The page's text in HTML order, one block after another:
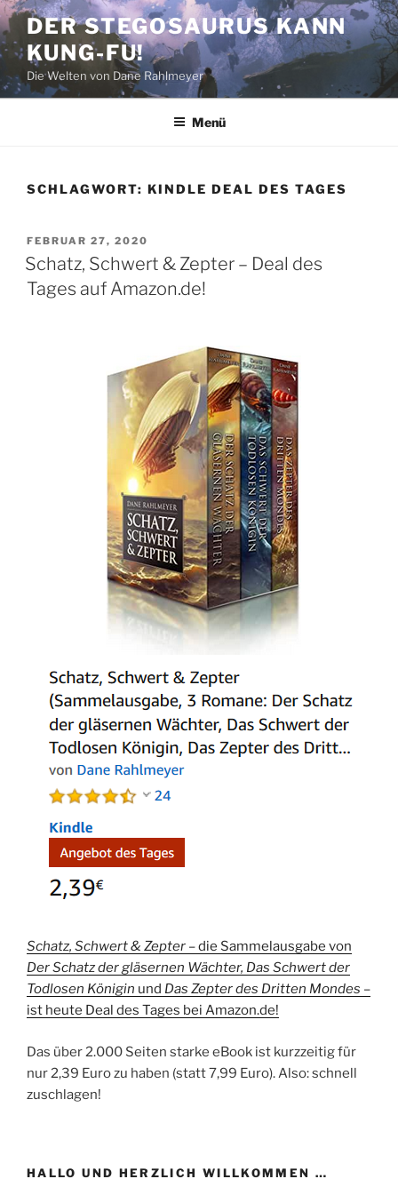
Zum
Inhalt
springen
DER STEGOSAURUS KANN
KUNG-FU!
Die Welten von Dane Rahlmeyer
Menü
SCHLAGWORT: KINDLE DEAL DES TAGES
VERÖFFENTLICHT
AM
FEBRUAR 27, 2020
Schatz, Schwert & Zepter – Deal des
Tages auf Amazon.de!
Schatz, Schwert & Zepter –die Sammelausgabe von
Der Schatz der gläsernen Wächter, Das Schwert der
Todlosen Königin und Das Zepter des Dritten Mondes –
ist heute Deal des Tages bei Amazon.de!
Das über 2.000 Seiten starke eBook ist kurzzeitig für
nur 2,39 Euro zu haben (statt 7,99 Euro). Also: schnell
zuschlagen!
HALLO UND HERZLICH WILLKOMMEN …